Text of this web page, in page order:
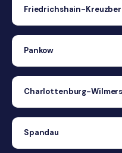
Friedrichshain-
Pankow
Charlottenburg-
Spandau